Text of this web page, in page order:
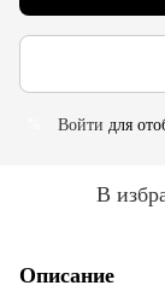
Войти для
В
Описание